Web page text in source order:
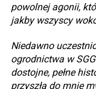
powolnej agonii,
jakby wszyscy
Niedawno
ogrodnictwa w
dostojne, pełne
przyszła do mnie